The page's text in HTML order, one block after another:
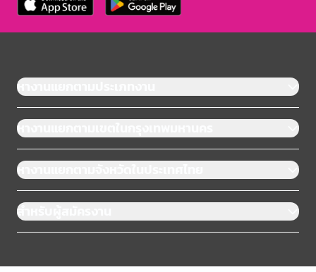
หางานแยกตามประเภทงาน
หางานแยกตามเขตในกรุงเทพมหานคร
หางานแยกตามจังหวัดในประเทศไทย
สำหรับผู้สมัครงาน